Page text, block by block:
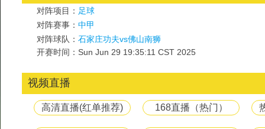
对阵项目： 足球
对阵赛事： 中甲
对阵球队： 石家庄功夫vs佛山南狮
开赛时间：Sun Jun 29 19:35:11 CST 2025
视频直播
高清直播(红单推荐) 168直播（热门）